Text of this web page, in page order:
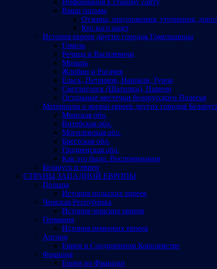
Ваши письма
Отзывы, предложения, уточнения,
Кто кого ищет
История евреев других городов Гомельщины
Гомель
Речица и Василевичи
Мозырь
Жлобин и Рогачев
Ельск, Петриков, Наровля, Туров
Светлогорск (Шатилки), Паричи
Остальные местечки белорусского Полесья
Материалы о жизни евреев других городов
Минская обл.
Витебская обл.
Могилевская обл.
Брестская обл.
Гродненская обл.
Как это было. Воспоминания
Беларусь и евреи
СТРАНЫ ЗАПАДНОЙ ЕВРОПЫ
Польша
История польских евреев
Чешская Республика
История чешских евреев
Германия
История немецких евреев
Англия
Евреи в Соединенном Королевстве
Франция
Евреи во Франции